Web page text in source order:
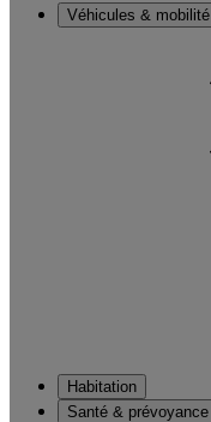
Véhicules & mobilité
Habitation
Santé & prévoyance